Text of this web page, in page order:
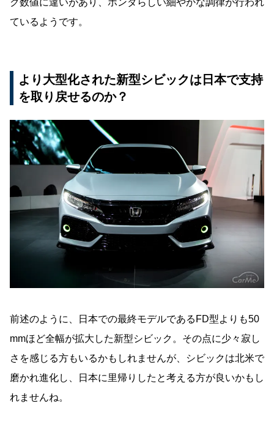
ているようです。
より大型化された新型シビックは日本で支持
を取り戻せるのか？
前述のように、日本での最終モデルであるFD型よりも50
mmほど全幅が拡大した新型シビック。その点に少々寂し
さを感じる方もいるかもしれませんが、シビックは北米で
磨かれ進化し、日本に里帰りしたと考える方が良いかもし
れませんね。